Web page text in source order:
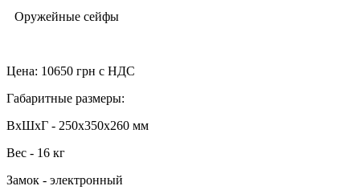
Оружейные сейфы
Цена: 10650 грн с НДС
Габаритные размеры:
ВхШхГ - 250x350x260 мм
Вес - 16 кг
Замок - электронный